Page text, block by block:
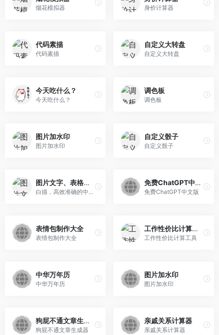
烟花模拟器 身价计算器
代码素描
代码素描
自定义大转盘
自定义大转盘
今天吃什么？
今天吃什么？
调色板
调色板
图片加水印
图片加水印
自定义骰子
自定义骰子
图片文字、表格提取
白描，高效准确的中文ocr文字识别软件与文件扫描软件，支持简体、繁体、英文、韩语、日语、俄语等多国语言的准确识别，高清晰的文件扫描合成PDF,好用的手机扫描仪，可以表格识别、图片转Excel，可以图片文字翻译，拍照翻译，包含iOS版，安卓版，小程序版，网页版，网页版可直接在电脑/PC/Mac上使用。
免费ChatGPT中文版
免费ChatGPT中文版
表情包制作大全
表情包制作大全
工作性价比计算工具
工作性价比计算工具
中华万年历
中华万年历
图片加水印
图片加水印
狗屁不通文章生成器
狗屁不通文章生成器
亲戚关系计算器
亲戚关系计算器